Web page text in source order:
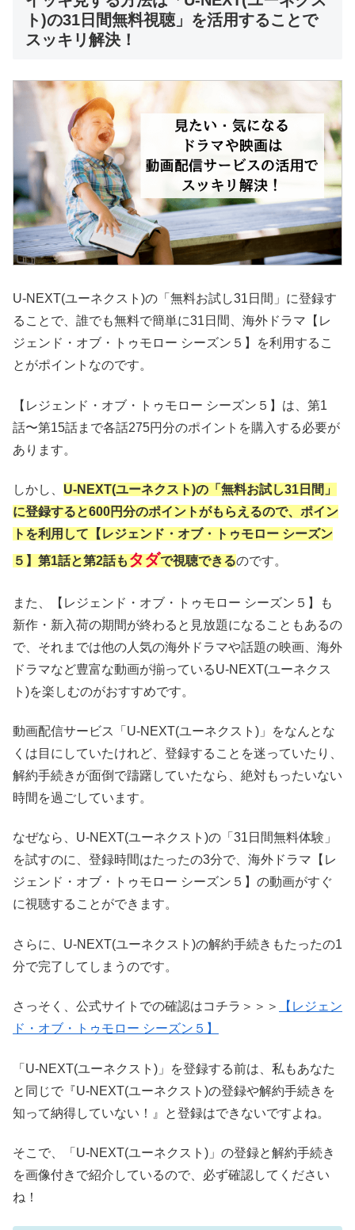
ト)の31日間無料視聴」を活用することで
スッキリ解決！
U-NEXT(ユーネクスト)の「無料お試し31日間」に登録す
ることで、誰でも無料で簡単に31日間、海外ドラマ【レ
ジェンド・オブ・トゥモロー シーズン５】を利用するこ
とがポイントなのです。
【レジェンド・オブ・トゥモロー シーズン５】は、第1
話〜第15話まで各話275円分のポイントを購入する必要が
あります。
しかし、 U-NEXT(ユーネクスト)の「無料お試し31日間」
に登録すると600円分のポイントがもらえるので、ポイン
トを利用して【レジェンド・オブ・トゥモロー シーズン
５】第1話と第2話もタダで視聴できるのです。
また、【レジェンド・オブ・トゥモロー シーズン５】も
新作・新入荷の期間が終わると見放題になることもあるの
で、それまでは他の人気の海外ドラマや話題の映画、海外
ドラマなど豊富な動画が揃っているU-NEXT(ユーネクス
ト)を楽しむのがおすすめです。
動画配信サービス「U-NEXT(ユーネクスト)」をなんとな
くは目にしていたけれど、登録することを迷っていたり、
解約手続きが面倒で躊躇していたなら、絶対もったいない
時間を過ごしています。
なぜなら、U-NEXT(ユーネクスト)の「31日間無料体験」
を試すのに、登録時間はたったの3分で、海外ドラマ【レ
ジェンド・オブ・トゥモロー シーズン５】の動画がすぐ
に視聴することができます。
さらに、U-NEXT(ユーネクスト)の解約手続きもたったの1
分で完了してしまうのです。
さっそく、公式サイトでの確認はコチラ＞＞＞
【レジェン
ド・オブ・トゥモロー シーズン５】
「U-NEXT(ユーネクスト)」を登録する前は、私もあなた
と同じで『U-NEXT(ユーネクスト)の登録や解約手続きを
知って納得していない！』と登録はできないですよね。
そこで、「U-NEXT(ユーネクスト)」の登録と解約手続き
を画像付きで紹介しているので、必ず確認してください
ね！